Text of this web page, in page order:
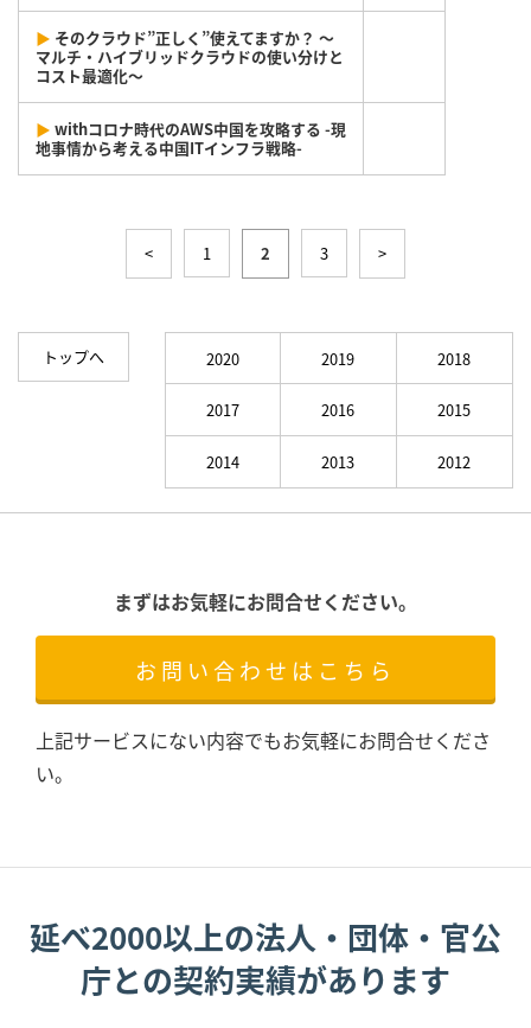
▶ そのクラウド”正しく”使えてますか？ ～
マルチ・ハイブリッドクラウドの使い分けと
コスト最適化～
▶ withコロナ時代のAWS中国を攻略する -現
地事情から考える中国ITインフラ戦略-
< 1 2 3 >
トップへ 2020 2019 2018
2017 2016 2015
2014 2013 2012
まずはお気軽にお問合せください。
お問い合わせはこちら
上記サービスにない内容でもお気軽にお問合せくださ
い。
延べ2000以上の法人・団体・官公
庁との契約実績があります